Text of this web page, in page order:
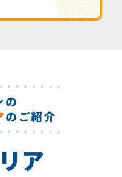
の
のご紹介
ア